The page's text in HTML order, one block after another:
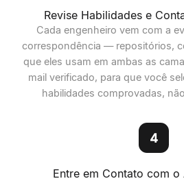
Revise Habilidades e
Cada engenheiro vem com a
correspondência — repositórios,
que eles usam em ambas as
mail verificado, para que você
habilidades comprovadas,
4
Entre em Contato com o